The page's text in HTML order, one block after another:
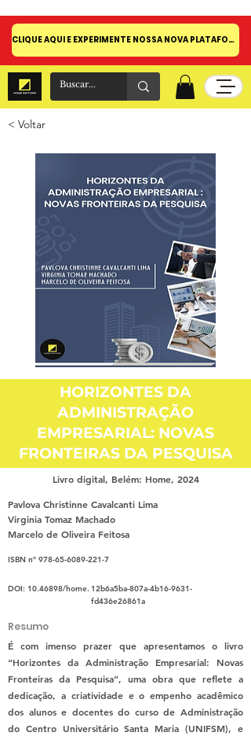
CLIQUE AQUI E EXPERIMENTE NOSSA NOVA PLATAFORMA!
< Voltar
HORIZONTES DA
ADMINISTRAÇÃO
EMPRESARIAL: NOVAS
FRONTEIRAS DA PESQUISA
Livro digital, Belém: Home, 2024
Pavlova Christinne Cavalcanti Lima
Virginia Tomaz Machado
Marcelo de Oliveira Feitosa
ISBN nº 978-65-6089-221-7
DOI: 10.46898/home. 12b6a5ba-807a-4b16-9631-
fd436e26861a
Resumo
É com imenso prazer que apresentamos o livro
“Horizontes da Administração Empresarial: Novas
Fronteiras da Pesquisa”, uma obra que reflete a
dedicação, a criatividade e o empenho acadêmico
dos alunos e docentes do curso de Administração
do Centro Universitário Santa Maria (UNIFSM), e